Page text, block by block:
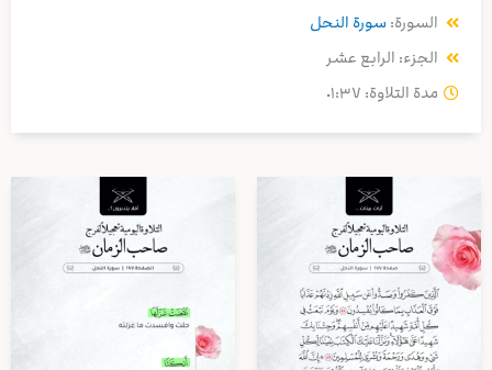
السورة: سورة النحل
الجزء: الرابع عشر
مدة التلاوة: ٠١:٣٧